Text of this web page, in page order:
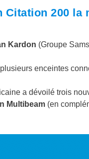
Citation 200
Kardon (Groupe
enceintes
a dévoilé trois
Multibeam(en